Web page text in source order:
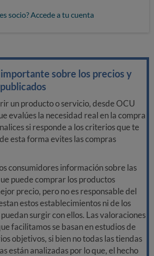
socio? Accede a tu cuenta
sobre los precios y
un producto o servicio, desde OCU
evalúes la necesidad real en la compra
si responde a los criterios que te
esta forma evites las compras
consumidores información sobre las
puede comprar los productos
precio, pero no es responsable del
estos establecimientos ni de los
surgir con ellos. Las valoraciones
facilitamos se basan en estudios de
objetivos, si bien no todas las tiendas
están analizadas por lo que, el hecho